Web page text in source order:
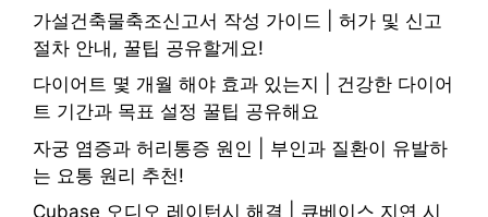
가설건축물축조신고서 작성 가이드 | 허가 및 신고
절차 안내, 꿀팁 공유할게요!
다이어트 몇 개월 해야 효과 있는지 | 건강한 다이어
트 기간과 목표 설정 꿀팁 공유해요
자궁 염증과 허리통증 원인 | 부인과 질환이 유발하
는 요통 원리 추천!
Cubase 오디오 레이턴시 해결 | 큐베이스 지연 시